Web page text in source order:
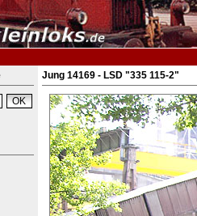
Jung 14169 - LSD "335 115-2"